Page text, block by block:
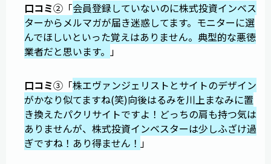
口コミ②「会員登録していないのに株式投資インベス
ターからメルマガが届き迷惑してます。モニターに選
んでほしいといった覚えはありません。典型的な悪徳
業者だと思います。 」
口コミ③「株エヴァンジェリストとサイトのデザイン
がかなり似てますね(笑)向後はるみを川上まなみに置
き換えたパクリサイトですよ！どっちの肩も持つ気は
ありませんが、株式投資インベスターは少しふざけ過
ぎですね！あり得ません！ 」